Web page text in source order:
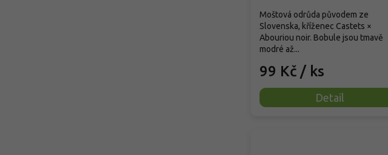
99 Kč / ks
Detail
Moštová odrůda původem ze
Slovenska, kříženec Castets ×
Abouriou noir. Bobule jsou tmavě
modré až...